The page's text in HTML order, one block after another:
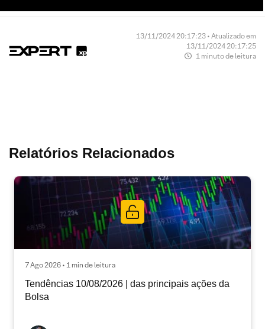
13/11/2024 20:17:23 • Atualizado em
13/11/2024 20:17:25
1 minuto de leitura
Relatórios Relacionados
7 Ago 2026 • 1 min de leitura
Tendências 10/08/2026 | das principais ações da
Bolsa